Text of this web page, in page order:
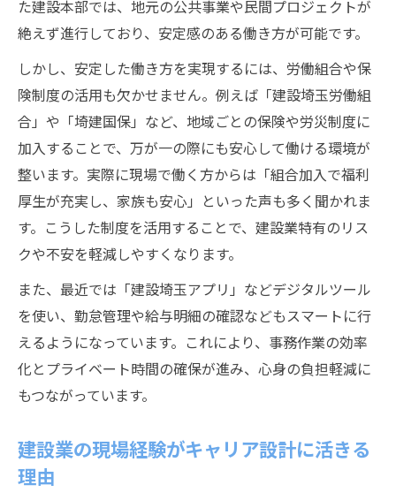
建設現場のストレスを軽減する本部のサポ
働き方改革が進む建設業の今を知る
建設業における働き方改革の最新動向を解
説
建設現場の残業削減と業務改善の取り組み
建設本部が推進する労働環境の変化とは
建設 埼玉 アプリ活用で働きやすさが向上
建設分野の働き方改革で得られるメリット
しんどい業務を避けるキャリア設計のヒント
建設業のしんどい業務ランキングと回避策
建設で身体的負担を減らす職種選びのコツ
埼玉の建設労働組合活用で業務負担を軽減
ト
た建設本部では、地元の公共事業や民間プロジェクトが
絶えず進行しており、安定感のある働き方が可能です。
しかし、安定した働き方を実現するには、労働組合や保
険制度の活用も欠かせません。例えば「建設埼玉労働組
合」や「埼建国保」など、地域ごとの保険や労災制度に
加入することで、万が一の際にも安心して働ける環境が
整います。実際に現場で働く方からは「組合加入で福利
厚生が充実し、家族も安心」といった声も多く聞かれま
す。こうした制度を活用することで、建設業特有のリス
クや不安を軽減しやすくなります。
また、最近では「建設埼玉アプリ」などデジタルツール
を使い、勤怠管理や給与明細の確認などもスマートに行
えるようになっています。これにより、事務作業の効率
化とプライベート時間の確保が進み、心身の負担軽減に
もつながっています。
建設業の現場経験がキャリア設計に活きる
理由